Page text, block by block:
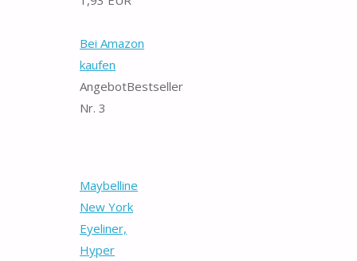
Bei Amazon
kaufen
AngebotBestseller
Nr. 3
Maybelline
New York
Eyeliner,
Hyper